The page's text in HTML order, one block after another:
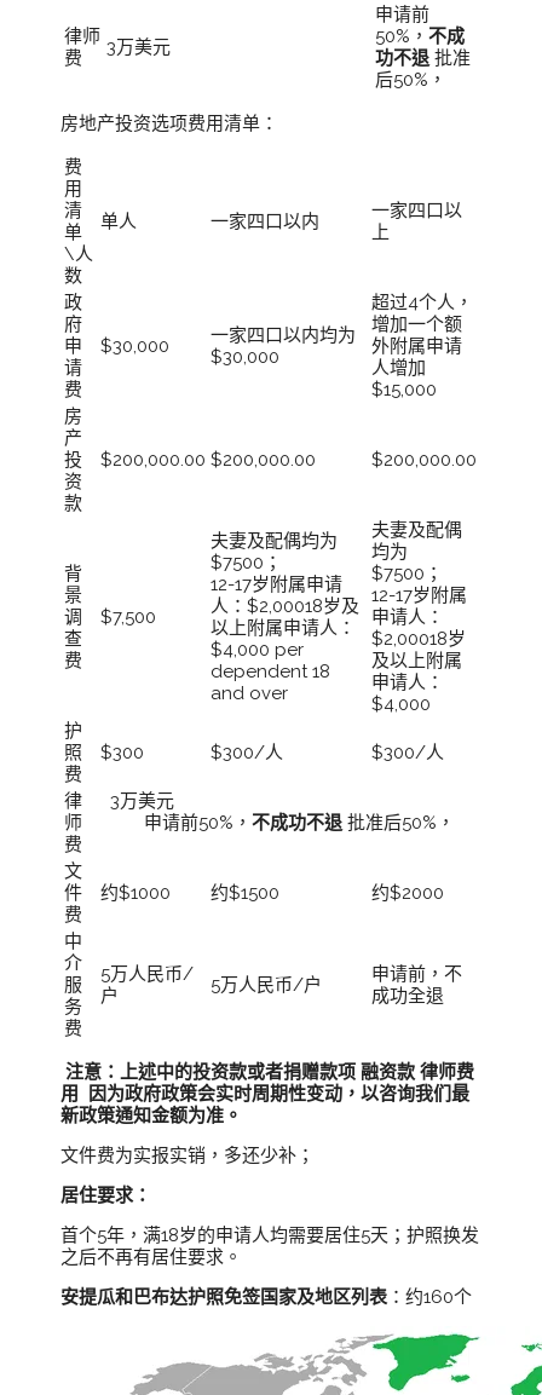
律师
费
3万美元
申请前
50%，不成
功不退批准
后50%，
房地产投资选项费用清单：
费
用
清
单
\人
数
单人 一家四口以内
一家四口以
上
政
府
申
请
费
$30,000
一家四口以内均为
$30,000
超过4个人，
增加一个额
外附属申请
人增加
$15,000
房
产
投
资
款
$200,000.00 $200,000.00 $200,000.00
背
景
调
查
费
$7,500
夫妻及配偶均为
$7500；
12-17岁附属申请
人：$2,00018岁及
以上附属申请人：
$4,000 per
dependent 18
and over
夫妻及配偶
均为
$7500；
12-17岁附属
申请人：
$2,00018岁
及以上附属
申请人：
$4,000
护
照
费
$300 $300/人 $300/人
律
师
费
3万美元
申请前50%，不成功不退批准后50%，
文
件
费
约$1000 约$1500 约$2000
中
介
服
务
费
5万人民币/
户
5万人民币/户
申请前，不
成功全退
注意：上述中的投资款或者捐赠款项 融资款 律师费
用 因为政府政策会实时周期性变动，以咨询我们最
新政策通知金额为准。
文件费为实报实销，多还少补；
居住要求：
首个5年，满18岁的申请人均需要居住5天；护照换发
之后不再有居住要求。
安提瓜和巴布达护照免签国家及地区列表：约160个